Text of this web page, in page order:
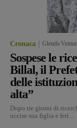
Cronaca Glenda
Sospese le
Billal, il
delle
alta”
Dopo tre giorni di
uccise sua figlia e ferì...